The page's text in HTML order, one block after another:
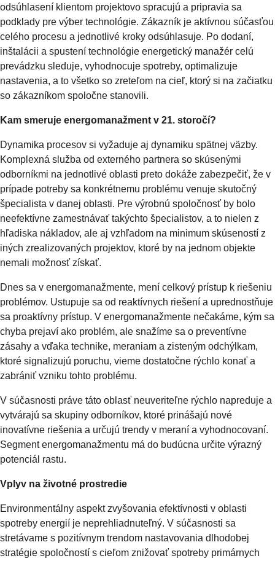
odsúhlasení klientom projektovo spracujú a pripravia sa
podklady pre výber technológie. Zákazník je aktívnou súčasťou
celého procesu a jednotlivé kroky odsúhlasuje. Po dodaní,
inštalácii a spustení technológie energetický manažér celú
prevádzku sleduje, vyhodnocuje spotreby, optimalizuje
nastavenia, a to všetko so zreteľom na cieľ, ktorý si na začiatku
so zákazníkom spoločne stanovili.
Kam smeruje energomanažment v 21. storočí?
Dynamika procesov si vyžaduje aj dynamiku spätnej väzby.
Komplexná služba od externého partnera so skúsenými
odborníkmi na jednotlivé oblasti preto dokáže zabezpečiť, že v
prípade potreby sa konkrétnemu problému venuje skutočný
špecialista v danej oblasti. Pre výrobnú spoločnosť by bolo
neefektívne zamestnávať takýchto špecialistov, a to nielen z
hľadiska nákladov, ale aj vzhľadom na minimum skúseností z
iných zrealizovaných projektov, ktoré by na jednom objekte
nemali možnosť získať.
Dnes sa v energomanažmente, mení celkový prístup k riešeniu
problémov. Ustupuje sa od reaktívnych riešení a uprednostňuje
sa proaktívny prístup. V energomanažmente nečakáme, kým sa
chyba prejaví ako problém, ale snažíme sa o preventívne
zásahy a vďaka technike, meraniam a zisteným odchýlkam,
ktoré signalizujú poruchu, vieme dostatočne rýchlo konať a
zabrániť vzniku tohto problému.
V súčasnosti práve táto oblasť neuveriteľne rýchlo napreduje a
vytvárajú sa skupiny odborníkov, ktoré prinášajú nové
inovatívne riešenia a určujú trendy v meraní a vyhodnocovaní.
Segment energomanažmentu má do budúcna určite výrazný
potenciál rastu.
Vplyv na životné prostredie
Environmentálny aspekt zvyšovania efektívnosti v oblasti
spotreby energií je neprehliadnuteľný. V súčasnosti sa
stretávame s pozitívnym trendom nastavovania dlhodobej
stratégie spoločností s cieľom znižovať spotreby primárnych